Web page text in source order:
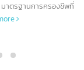
ดำเนินธุรกิจและเปิดสา
งคโปร์กลายเป็นศูนย์กล
more